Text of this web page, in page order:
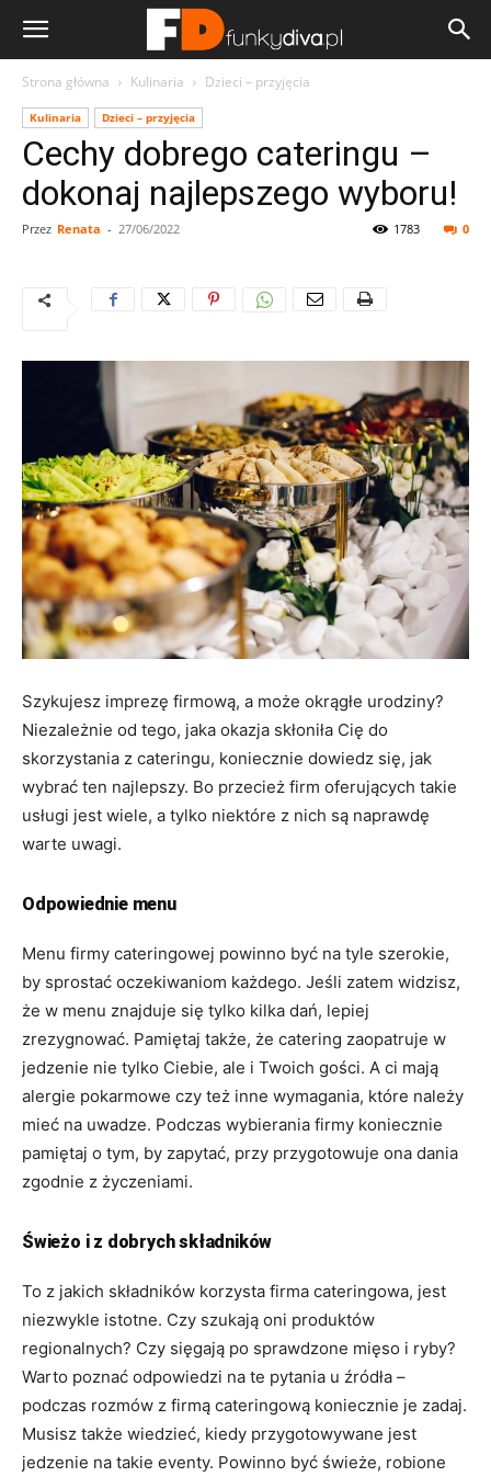
Strona główna Kulinaria Dzieci – przyjęcia
Kulinaria Dzieci – przyjęcia
Cechy dobrego cateringu –
dokonaj najlepszego wyboru!
Przez Renata - 27/06/2022 0
1783
Szykujesz imprezę firmową, a może okrągłe urodziny?
Niezależnie od tego, jaka okazja skłoniła Cię do
skorzystania z cateringu, koniecznie dowiedz się, jak
wybrać ten najlepszy. Bo przecież firm oferujących takie
usługi jest wiele, a tylko niektóre z nich są naprawdę
warte uwagi.
Odpowiednie menu
Menu firmy cateringowej powinno być na tyle szerokie,
by sprostać oczekiwaniom każdego. Jeśli zatem widzisz,
że w menu znajduje się tylko kilka dań, lepiej
zrezygnować. Pamiętaj także, że catering zaopatruje w
jedzenie nie tylko Ciebie, ale i Twoich gości. A ci mają
alergie pokarmowe czy też inne wymagania, które należy
mieć na uwadze. Podczas wybierania firmy koniecznie
pamiętaj o tym, by zapytać, przy przygotowuje ona dania
zgodnie z życzeniami.
Świeżo i z dobrych składników
To z jakich składników korzysta firma cateringowa, jest
niezwykle istotne. Czy szukają oni produktów
regionalnych? Czy sięgają po sprawdzone mięso i ryby?
Warto poznać odpowiedzi na te pytania u źródła –
podczas rozmów z firmą cateringową koniecznie je zadaj.
Musisz także wiedzieć, kiedy przygotowywane jest
jedzenie na takie eventy. Powinno być świeże, robione